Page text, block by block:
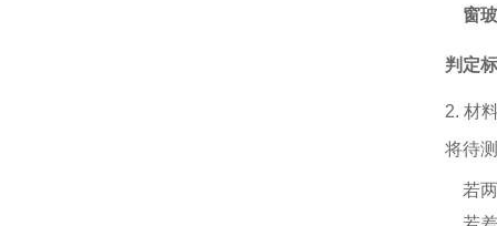
窗
判定
2. 材
将待
若